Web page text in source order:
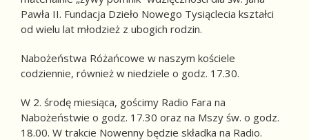
Pawła II. Fundacja Dzieło Nowego Tysiąclecia kształci
od wielu lat młodzież z ubogich rodzin.
Nabożeństwa Różańcowe w naszym kościele
codziennie, również w niedziele o godz. 17.30.
W 2. środę miesiąca, gościmy Radio Fara na
Nabożeństwie o godz. 17.30 oraz na Mszy św. o godz.
18.00. W trakcie Nowenny będzie składka na Radio.